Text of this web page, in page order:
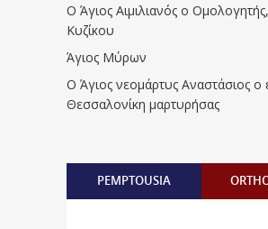
Ο Άγιος Αιμιλιανός ο
Κυζίκου
Άγιος Μύρων
Ο Άγιος νεομάρτυς Αναστάσιος ο
Θεσσαλονίκη μαρτυρήσας
PEMPTOUSIA